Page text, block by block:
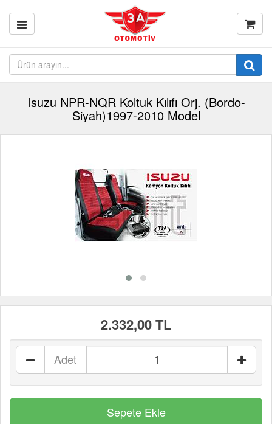
Isuzu NPR-NQR Koltuk Kılıfı Orj. (Bordo-
Siyah)1997-2010 Model
2.332,00 TL
Adet